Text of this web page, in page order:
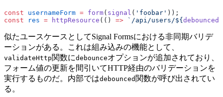
const usernameForm = form( signal ( 'foobar' ));
const res = httpResource (() => `/api/users/${debounced
似たユースケースとしてSignal Formsにおける非同期バリデ
ーションがある。これは組み込みの機能として、
validateHttp関数にdebounceオプションが追加されており、
フォーム値の更新を間引いてHTTP経由のバリデーションを
実行するものだ。内部ではdebounced 関数が呼び出されてい
る。